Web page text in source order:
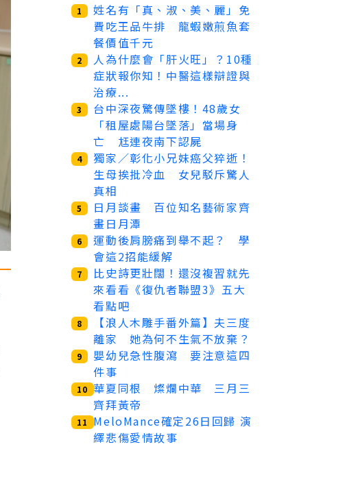
1
姓名有「真、淑、美、麗」免
費吃王品牛排 龍蝦嫩煎魚套
餐價值千元
2
人為什麼會「肝火旺」？10種
症狀報你知！中醫這樣辯證與
治療...
3
台中深夜驚傳墜樓！48歲女
「租屋處陽台墜落」當場身
亡 尪連夜南下認屍
4
獨家／彰化小兄妹癌父猝逝！
生母挨批冷血 女兒駁斥驚人
真相
5
日月談畫 百位知名藝術家齊
畫日月潭
6
運動後肩膀痛到舉不起？ 學
會這2招能緩解
7
比史詩更壯闊！還沒複習就先
來看看《復仇者聯盟3》五大
看點吧
8
【浪人木雕手番外篇】夫三度
離家 她為何不生氣不放棄？
9
嬰幼兒急性腹瀉 要注意這四
件事
10 華夏同根 燦爛中華 三月三
齊拜黃帝
11
MeloMance確定26日回歸 演
繹悲傷愛情故事